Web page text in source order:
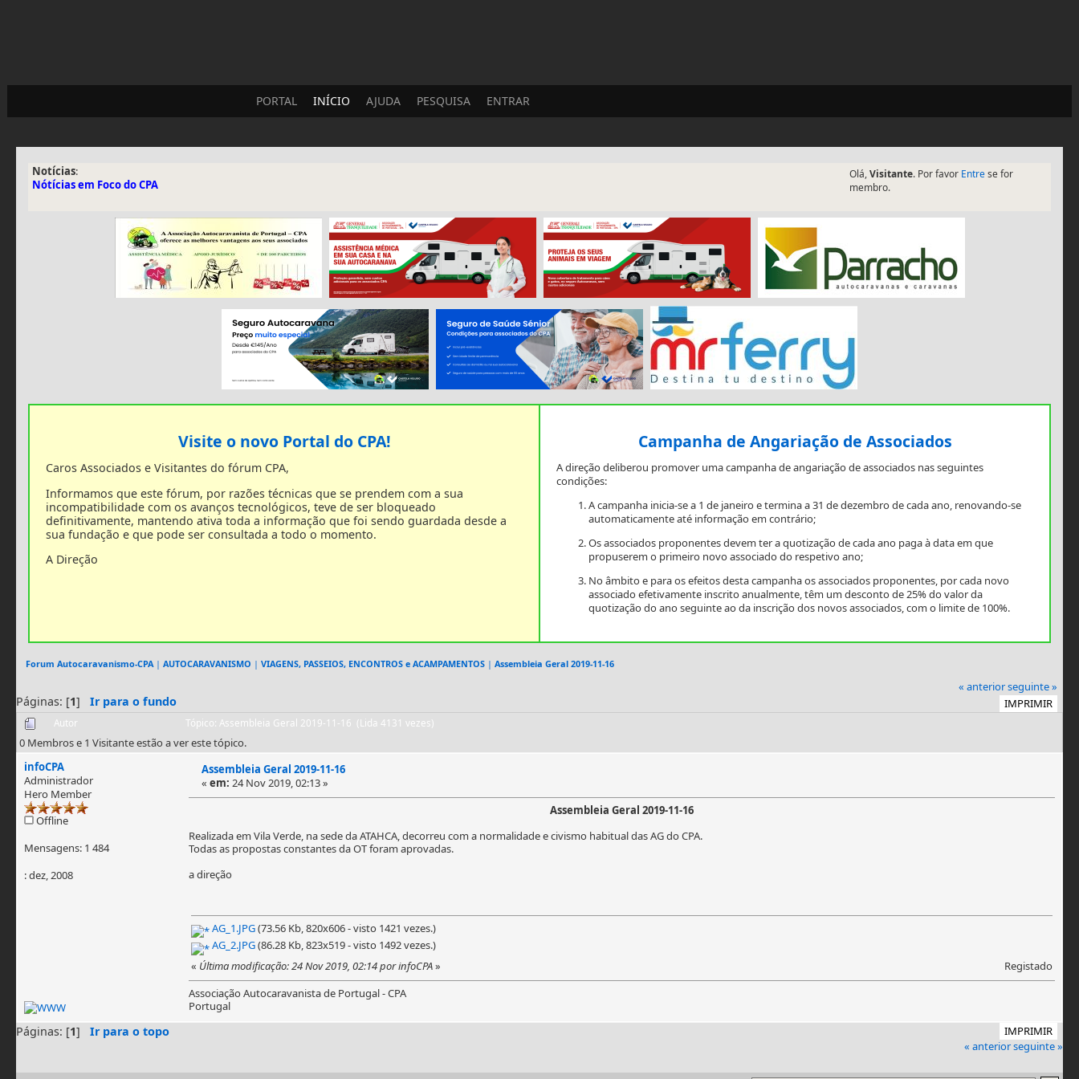
PORTAL INÍCIO AJUDA PESQUISA ENTRAR
Olá,Visitante. Por favor Entrese for
membro.
Notícias:
Nótícias em Foco do CPA
Visite o novo Portal do CPA!
Caros Associados e Visitantes do fórum CPA,
Informamos que este fórum, por razões técnicas que se prendem com a sua
incompatibilidade com os avanços tecnológicos, teve de ser bloqueado
definitivamente, mantendo ativa toda a informação que foi sendo guardada desde a
sua fundação e que pode ser consultada a todo o momento.
A Direção
Campanha de Angariação de Associados
A direção deliberou promover uma campanha de angariação de associados nas seguintes
condições:
A campanha inicia-se a 1 de janeiro e termina a 31 de dezembro de cada ano, renovando-se
automaticamente até informação em contrário;
Os associados proponentes devem ter a quotização de cada ano paga à data em que
propuserem o primeiro novo associado do respetivo ano;
No âmbito e para os efeitos desta campanha os associados proponentes, por cada novo
associado efetivamente inscrito anualmente, têm um desconto de 25% do valor da
quotização do ano seguinte ao da inscrição dos novos associados, com o limite de 100%.
Forum Autocaravanismo-CPA| AUTOCARAVANISMO | VIAGENS, PASSEIOS, ENCONTROS e ACAMPAMENTOS| Assembleia Geral 2019-11-16
Páginas: [1] Ir para o fundo
« anteriorseguinte »
IMPRIMIR
Autor Tópico: Assembleia Geral 2019-11-16 (Lida 4131 vezes)
0 Membros e 1 Visitante estão a ver este tópico.
infoCPA
Administrador
Hero Member
Offline
Mensagens: 1 484
: dez, 2008
Assembleia Geral 2019-11-16
« em: 24 Nov 2019, 02:13 »
Assembleia Geral 2019-11-16
Realizada em Vila Verde, na sede da ATAHCA, decorreu com a normalidade e civismo habitual das AG do CPA.
Todas as propostas constantes da OT foram aprovadas.
a direção
AG_1.JPG(73.56 Kb, 820x606 - visto 1421 vezes.)
AG_2.JPG(86.28 Kb, 823x519 - visto 1492 vezes.)
« Última modificação: 24 Nov 2019, 02:14 por infoCPA»
Registado
Associação Autocaravanista de Portugal - CPA
Portugal
Páginas: [1] Ir para o topo
IMPRIMIR
« anteriorseguinte »